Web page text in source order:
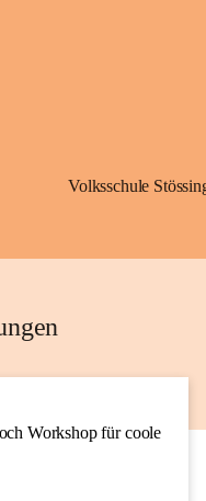
Volksschule
AUG
Workshop für coole